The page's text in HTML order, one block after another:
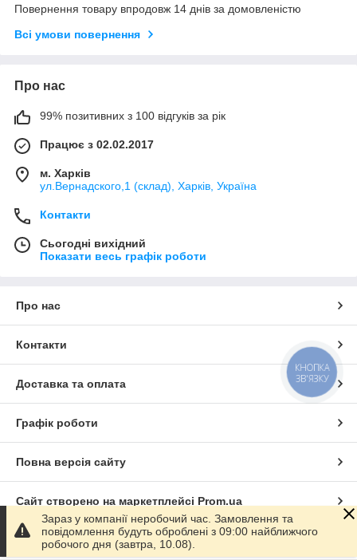
Повернення товару впродовж 14 днів за домовленістю
Всі умови повернення
Про нас
99% позитивних з 100 відгуків за рік
Працює з 02.02.2017
м. Харків
ул.Вернадского,1 (склад), Харків, Україна
Контакти
Сьогодні вихідний
Показати весь графік роботи
Про нас
Контакти
Доставка та оплата
Графік роботи
Повна версія сайту
Сайт створено на маркетплейсі Prom.ua
Політика конфіденційності
Зараз у компанії неробочий час. Замовлення та
повідомлення будуть оброблені з 09:00 найближчого
робочого дня (завтра, 10.08).
КНОПКА
ЗВ'ЯЗКУ